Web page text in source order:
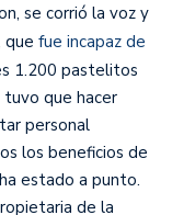
se corrió la voz y
que fue incapaz de
1.200 pastelitos
tuvo que hacer
personal
los beneficios de
estado a punto.
de la